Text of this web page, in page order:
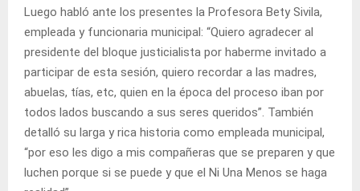
Luego habló ante los presentes la Profesora Bety Sivila,
empleada y funcionaria municipal: “Quiero agradecer al
presidente del bloque justicialista por haberme invitado a
participar de esta sesión, quiero recordar a las madres,
abuelas, tías, etc, quien en la época del proceso iban por
todos lados buscando a sus seres queridos”. También
detalló su larga y rica historia como empleada municipal,
“por eso les digo a mis compañeras que se preparen y que
luchen porque si se puede y que el Ni Una Menos se haga